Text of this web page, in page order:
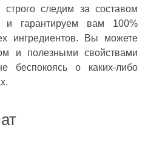
следим за составом
и гарантируем вам 100%
ингредиентов. Вы можете
и полезными свойствами
беспокоясь о каких-либо